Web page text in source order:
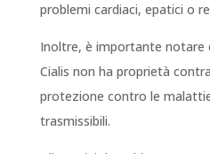
problemi cardiaci, epatici o
Inoltre, è importante notare
Cialis non ha proprietà
protezione contro le
trasmissibili.